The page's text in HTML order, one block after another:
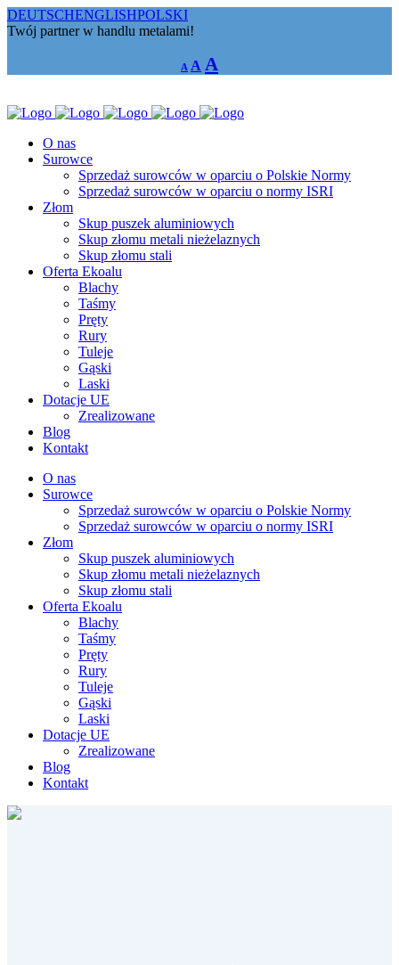
DEUTSCHENGLISHPOLSKI
Twój partner w handlu metalami!
A
Decrease
font
A Reset
font
A
size.
O nas
Surowce
Sprzedaż surowców w oparciu o Polskie Normy
Sprzedaż surowców w oparciu o normy ISRI
Złom
Skup puszek aluminiowych
Skup złomu metali nieżelaznych
Skup złomu stali
Oferta Ekoalu
Blachy
Taśmy
Pręty
Rury
Tuleje
Gąski
Laski
Dotacje UE
Zrealizowane
Blog
Kontakt
O nas
Surowce
Sprzedaż surowców w oparciu o Polskie Normy
Sprzedaż surowców w oparciu o normy ISRI
Złom
Skup puszek aluminiowych
Skup złomu metali nieżelaznych
Skup złomu stali
Oferta Ekoalu
Blachy
Taśmy
Pręty
Rury
Tuleje
Gąski
Laski
Dotacje UE
Zrealizowane
Blog
Kontakt